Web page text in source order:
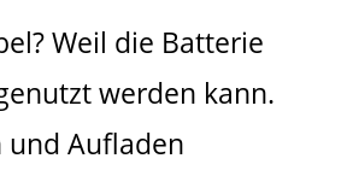
Weil die Batterie
werden kann.
und Aufladen